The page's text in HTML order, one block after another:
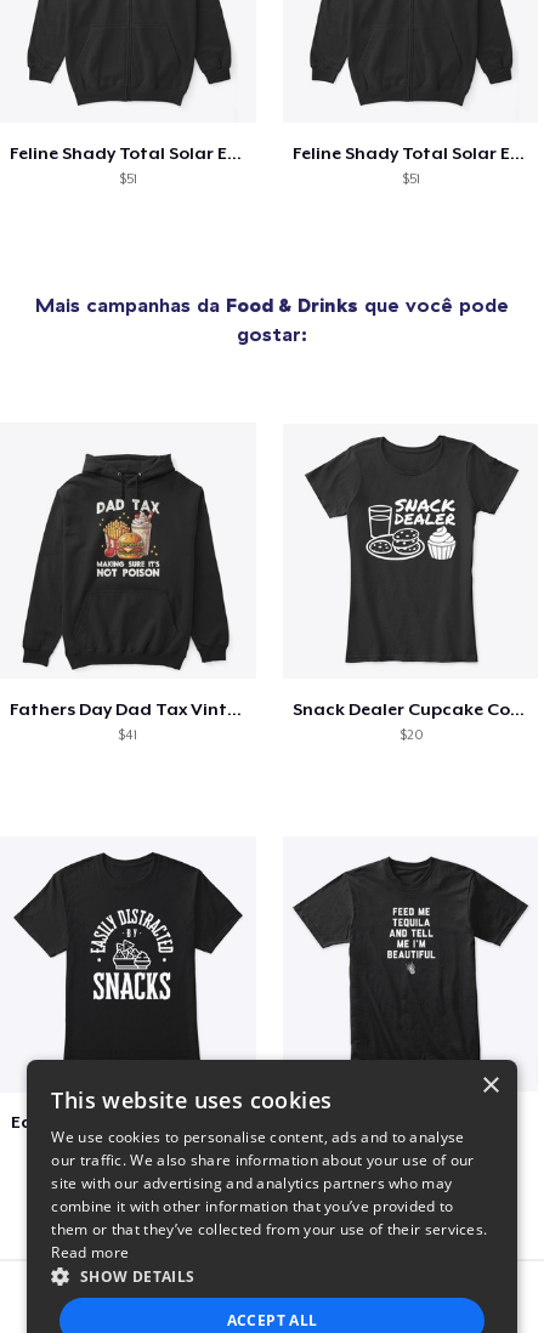
Feline Shady Total Solar Eclipse Tijuana
$51
Feline Shady Total Solar Eclipse Toledo
$51
Mais campanhas da Food & Drinks que você pode
gostar:
Fathers Day Dad Tax Vintage Papa T-Shirt
$41
Snack Dealer Cupcake Cookie and Milk
$20
Easily Distracted by Snacks
$20 $30
Report this product
×
This website uses cookies
We use cookies to personalise content, ads and to analyse
our traffic. We also share information about your use of our
site with our advertising and analytics partners who may
combine it with other information that you’ve provided to
them or that they’ve collected from your use of their services.
Read more
SHOW DETAILS
ACCEPT ALL